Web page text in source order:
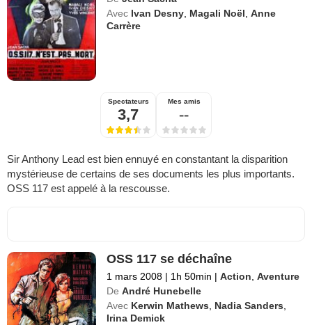
Avec Ivan Desny Magali Noël ,Anne
Carrère
Spectateurs
3,7
Mes amis
--
Sir Anthony Lead est bien ennuyé en constantant la disparition
mystérieuse de certains de ses documents les plus importants.
OSS 117 est appelé à la rescousse.
OSS 117 se déchaîne
1 mars 2008 | 1h 50min | Action ,Aventure
De André Hunebelle
Avec Kerwin Mathews Nadia Sanders
Irina Demick